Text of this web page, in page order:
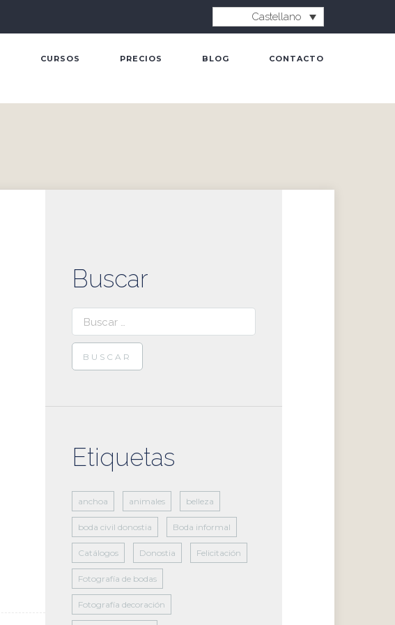
Castellano
CURSOS PRECIOS BLOG CONTACTO
Buscar
Buscar:
Etiquetas
anchoa animales belleza
boda civil donostia Boda informal
Catálogos Donostia Felicitación
Fotografía de bodas
Fotografía decoración